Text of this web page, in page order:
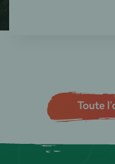
Toute